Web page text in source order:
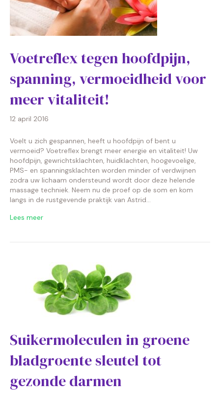
Voetreflex tegen hoofdpijn,
spanning, vermoeidheid voor
meer vitaliteit!
12 april 2016
Voelt u zich gespannen, heeft u hoofdpijn of bent u
vermoeid? Voetreflex brengt meer energie en vitaliteit! Uw
hoofdpijn, gewrichtsklachten, huidklachten, hoogevoelige,
PMS- en spanningsklachten worden minder of verdwijnen
zodra uw lichaam ondersteund wordt door deze helende
massage techniek. Neem nu de proef op de som en kom
langs in de rustgevende praktijk van Astrid…
Lees meer
Suikermoleculen in groene
bladgroente sleutel tot
gezonde darmen